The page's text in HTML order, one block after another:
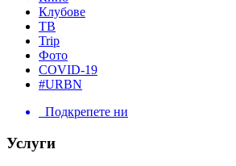
Клубове
ТВ
Trip
Фото
COVID-19
#URBN
Подкрепете ни
Услуги